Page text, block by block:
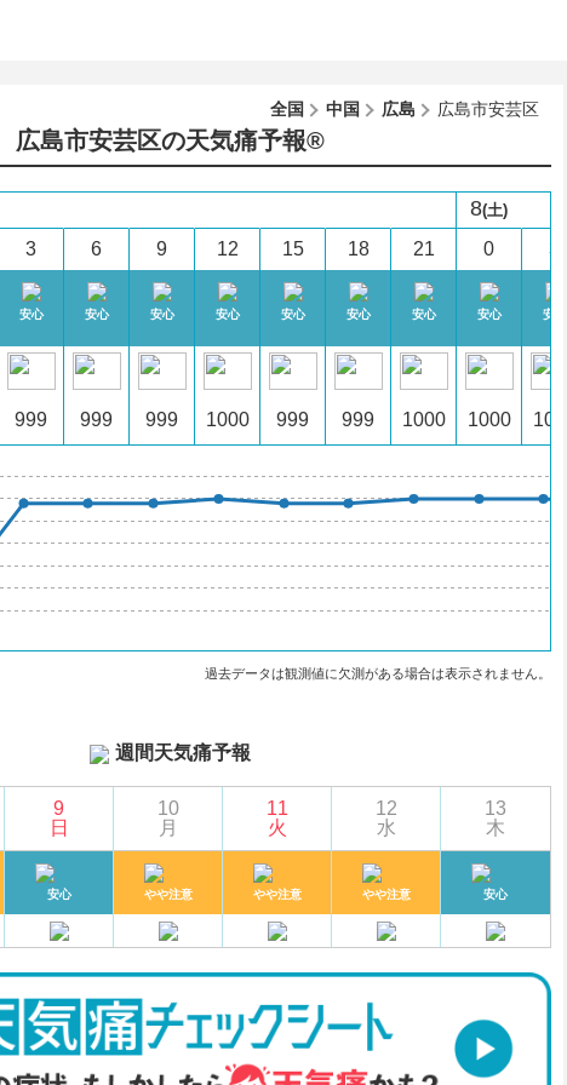
全国 中国 広島 広島市安芸区
広島市安芸区の天気痛予報®︎
3
安心
999
6
安心
999
9
安心
999
12
安心
1000
15
安心
999
18
安心
999
21
安心
1000
8(土)
0
安心
1000
3
安心
1000
過去データは観測値に欠測がある場合は表示されません。
週間天気痛予報
9
日
安心
10
月
やや注意
11
火
やや注意
12
水
やや注意
13
木
安心